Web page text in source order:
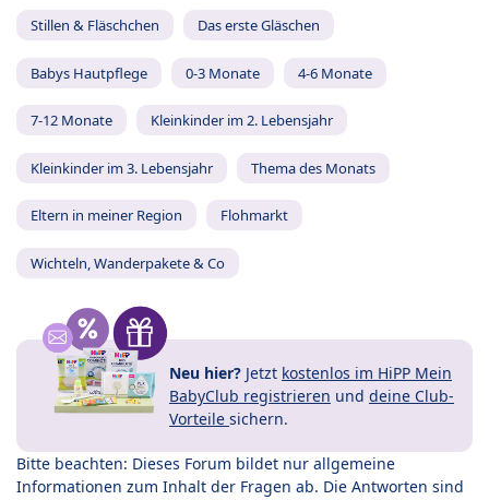
Stillen & Fläschchen Das erste Gläschen
Babys Hautpflege 0-3 Monate 4-6 Monate
7-12 Monate Kleinkinder im 2. Lebensjahr
Kleinkinder im 3. Lebensjahr Thema des Monats
Eltern in meiner Region Flohmarkt
Wichteln, Wanderpakete & Co
Neu hier? Jetzt kostenlos im HiPP Mein
BabyClub registrieren und deine Club-
Vorteile sichern.
Bitte beachten: Dieses Forum bildet nur allgemeine
Informationen zum Inhalt der Fragen ab. Die Antworten sind